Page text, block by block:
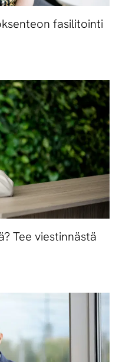
fasilitointi
Tee viestinnästä